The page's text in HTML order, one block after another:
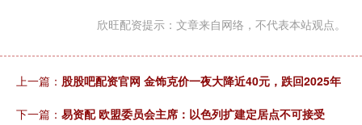
欣旺配资提示：文章来自网络，不代表本站观点。
上一篇： 股股吧配资官网 金饰克价一夜大降近40元，跌回2025年
下一篇： 易资配 欧盟委员会主席：以色列扩建定居点不可接受